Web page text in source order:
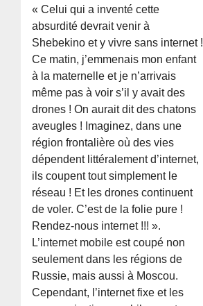
« Celui qui a inventé cette
absurdité devrait venir à
Shebekino et y vivre sans internet !
Ce matin, j’emmenais mon enfant
à la maternelle et je n’arrivais
même pas à voir s’il y avait des
drones ! On aurait dit des chatons
aveugles ! Imaginez, dans une
région frontalière où des vies
dépendent littéralement d’internet,
ils coupent tout simplement le
réseau ! Et les drones continuent
de voler. C’est de la folie pure !
Rendez-nous internet !!! ».
L’internet mobile est coupé non
seulement dans les régions de
Russie, mais aussi à Moscou.
Cependant, l’internet fixe et les